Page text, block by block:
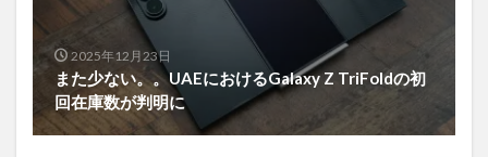
2025年12月23日
また少ない。。UAEにおけるGalaxy Z TriFoldの初
回在庫数が判明に